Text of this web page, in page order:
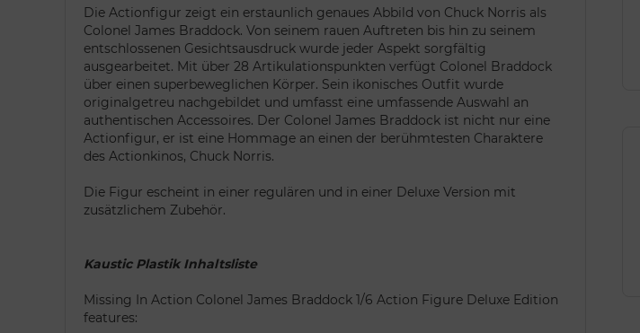
Die Actionfigur zeigt ein erstaunlich genaues Abbild von Chuck Norris als
Colonel James Braddock. Von seinem rauen Auftreten bis hin zu seinem
entschlossenen Gesichtsausdruck wurde jeder Aspekt sorgfältig
ausgearbeitet. Mit über 28 Artikulationspunkten verfügt Colonel Braddock
über einen superbeweglichen Körper. Sein ikonisches Outfit wurde
originalgetreu nachgebildet und umfasst eine umfassende Auswahl an
authentischen Accessoires. Der Colonel James Braddock ist nicht nur eine
Actionfigur, er ist eine Hommage an einen der berühmtesten Charaktere
des Actionkinos, Chuck Norris.
Die Figur escheint in einer regulären und in einer Deluxe Version mit
zusätzlichem Zubehör.
Kaustic Plastik Inhaltsliste
Missing In Action Colonel James Braddock 1/6 Action Figure Deluxe Edition
features: